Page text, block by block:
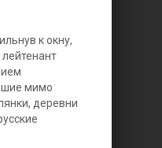
к окну,
мимо
деревни